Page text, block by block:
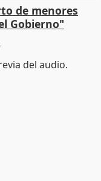
de menores
Gobierno"